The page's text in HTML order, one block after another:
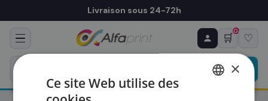
Livraison sous 24-72h
🛒
0
♡
♻ COMMANDE RÉCURRENTE
Prévoyez & économisez
Programmez votre prochain achat — notre équipe
vous prépare un devis personnalisé
×
Ce site Web utilise des